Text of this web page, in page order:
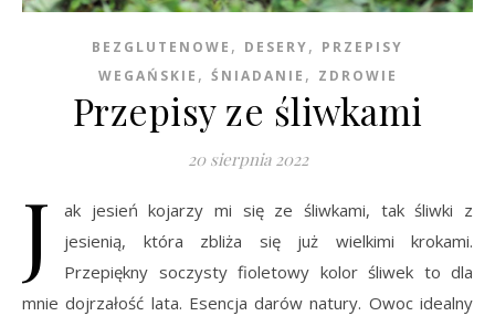
BEZGLUTENOWE , DESERY, PRZEPISY
WEGAŃSKIE , ŚNIADANIE , ZDROWIE
Przepisy ze śliwkami
20 sierpnia 2022
J
ak jesień kojarzy mi się ze śliwkami, tak śliwki z
jesienią, która zbliża się już wielkimi krokami.
Przepiękny soczysty fioletowy kolor śliwek to dla
mnie dojrzałość lata. Esencja darów natury. Owoc idealny